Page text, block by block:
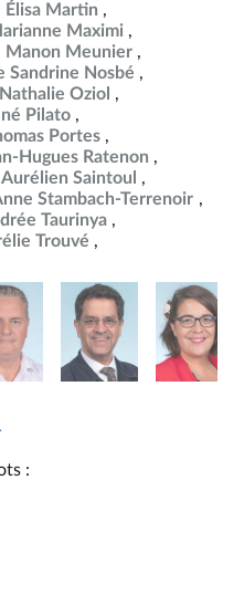
Élisa Martin
Maximi
Manon Meunier
Sandrine Nosbé
Oziol
Pilato
Portes
Hugues Ratenon
Saintoul
Stambach-Terrenoir
Taurinya
Trouvé
: